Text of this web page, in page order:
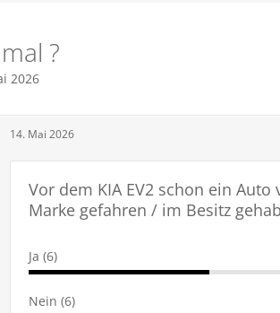
?
2026
14. Mai 2026
Vor dem KIA EV2 schon ein Auto
Marke gefahren / im Besitz
Ja (6)
Nein (6)